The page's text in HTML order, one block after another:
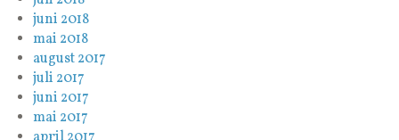
juni 2018
mai 2018
august 2017
juli 2017
juni 2017
mai 2017